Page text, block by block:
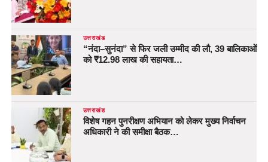
उत्तराखंड
“नंदा–सुनंदा” से फिर जली उम्मीद की लौ, 39 बालिकाओं
को ₹12.98 लाख की सहायता…
उत्तराखंड
विशेष गहन पुनरीक्षण अभियान को लेकर मुख्य निर्वाचन
अधिकारी ने की समीक्षा बैठक…